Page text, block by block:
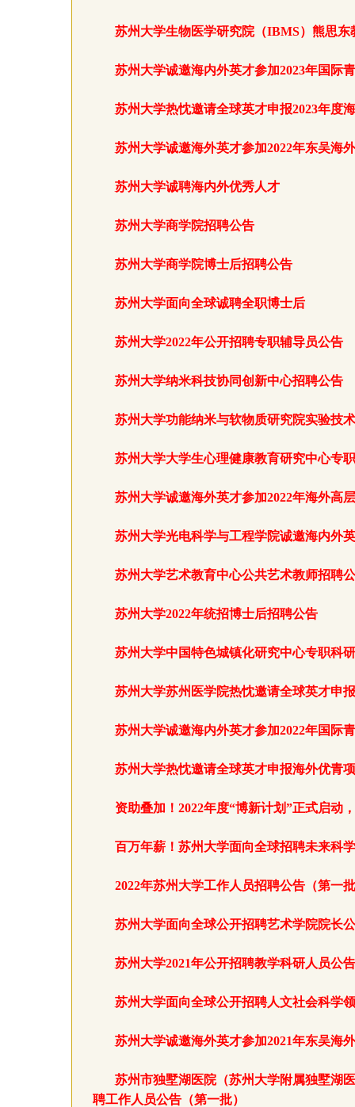
苏州大学生物医学研究院（IBMS）熊思
苏州大学诚邀海内外英才参加2023年国际
苏州大学热忱邀请全球英才申报2023年度
苏州大学诚邀海外英才参加2022年东吴海
苏州大学诚聘海内外优秀人才
苏州大学商学院招聘公告
苏州大学商学院博士后招聘公告
苏州大学面向全球诚聘全职博士后
苏州大学2022年公开招聘专职辅导员公告
苏州大学纳米科技协同创新中心招聘公告
苏州大学功能纳米与软物质研究院实验技
苏州大学大学生心理健康教育研究中心专
苏州大学诚邀海外英才参加2022年海外高
苏州大学光电科学与工程学院诚邀海内外
苏州大学艺术教育中心公共艺术教师招聘
苏州大学2022年统招博士后招聘公告
苏州大学中国特色城镇化研究中心专职科
苏州大学苏州医学院热忱邀请全球英才申
苏州大学诚邀海内外英才参加2022年国际
苏州大学热忱邀请全球英才申报海外优青
资助叠加！2022年度“博新计划”正式启动
百万年薪！苏州大学面向全球招聘未来科
2022年苏州大学工作人员招聘公告（第一
苏州大学面向全球公开招聘艺术学院院长
苏州大学2021年公开招聘教学科研人员公
苏州大学面向全球公开招聘人文社会科学
苏州大学诚邀海外英才参加2021年东吴海
苏州市独墅湖医院（苏州大学附属独墅湖
聘工作人员公告（第一批）